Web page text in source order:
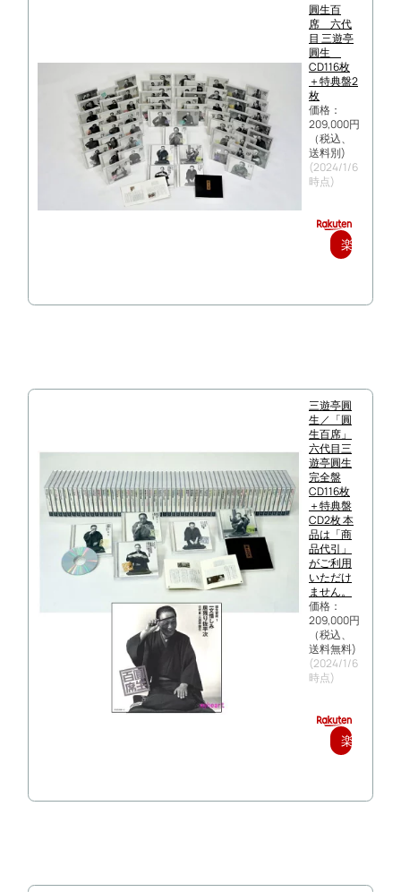
圓生百
席 六代
目 三遊亭
圓生
CD116枚
＋特典盤2
枚
価格：
209,000円
（税込、
送料別)
(2024/1/6
時点)
楽
で
三遊亭圓
生／「圓
生百席」
六代目三
遊亭圓生
完全盤
CD116枚
＋特典盤
CD2枚 本
品は「商
品代引」
がご利用
いただけ
ません。
価格：
209,000円
（税込、
送料無料)
(2024/1/6
時点)
楽
で